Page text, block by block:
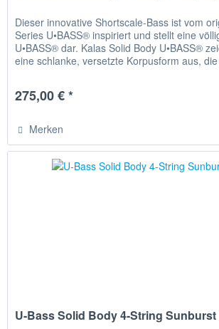
Dieser innovative Shortscale-Bass ist vom
Series U•BASS® inspiriert und stellt eine
U•BASS® dar. Kalas Solid Body U•BASS®
eine schlanke, versetzte Korpusform aus,
275,00 € *
Merken
U-Bass Solid Body 4-String